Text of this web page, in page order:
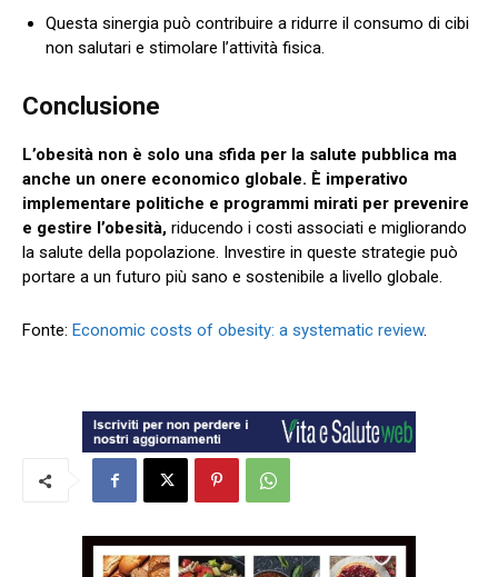
Questa sinergia può contribuire a ridurre il consumo di cibi
non salutari e stimolare l’attività fisica.
Conclusione
L’obesità non è solo una sfida per la salute pubblica ma
anche un onere economico globale. È imperativo
implementare politiche e programmi mirati per prevenire
e gestire l’obesità, riducendo i costi associati e migliorando
la salute della popolazione. Investire in queste strategie può
portare a un futuro più sano e sostenibile a livello globale.
Fonte: Economic costs of obesity: a systematic review.